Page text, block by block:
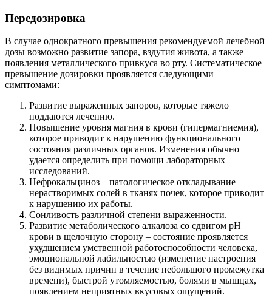
Передозировка
В случае однократного превышения рекомендуемой лечебной
дозы возможно развитие запора, вздутия живота, а также
появления металлического привкуса во рту. Систематическое
превышение дозировки проявляется следующими
симптомами:
Развитие выраженных запоров, которые тяжело
поддаются лечению.
Повышение уровня магния в крови (гипермагниемия),
которое приводит к нарушению функционального
состояния различных органов. Изменения обычно
удается определить при помощи лабораторных
исследований.
Нефрокальциноз – патологическое откладывание
нерастворимых солей в тканях почек, которое приводит
к нарушению их работы.
Сонливость различной степени выраженности.
Развитие метаболического алкалоза со сдвигом рН
крови в щелочную сторону – состояние проявляется
ухудшением умственной работоспособности человека,
эмоциональной лабильностью (изменение настроения
без видимых причин в течение небольшого промежутка
времени), быстрой утомляемостью, болями в мышцах,
появлением неприятных вкусовых ощущений.